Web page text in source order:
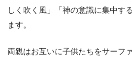
しく吹く風」「神の意識に集中す
ます。
両親はお互いに子供たちをサーフ